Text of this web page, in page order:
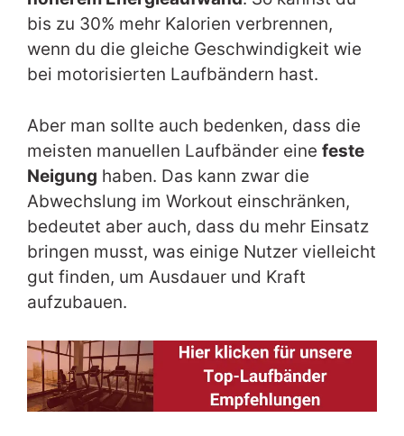
bis zu 30% mehr Kalorien verbrennen,
wenn du die gleiche Geschwindigkeit wie
bei motorisierten Laufbändern hast.
Aber man sollte auch bedenken, dass die
meisten manuellen Laufbänder eine feste
Neigung haben. Das kann zwar die
Abwechslung im Workout einschränken,
bedeutet aber auch, dass du mehr Einsatz
bringen musst, was einige Nutzer vielleicht
gut finden, um Ausdauer und Kraft
aufzubauen.